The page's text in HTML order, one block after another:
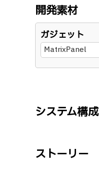
開発素材
ガジェット
MatrixPanel
システム構成
ストーリー